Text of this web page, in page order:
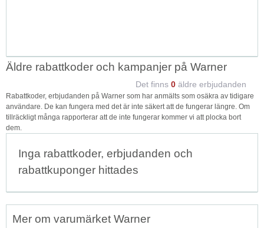
Äldre rabattkoder och kampanjer på Warner
Det finns 0 äldre erbjudanden
Rabattkoder, erbjudanden på Warner som har anmälts som osäkra av tidigare
användare. De kan fungera med det är inte säkert att de fungerar längre. Om
tillräckligt många rapporterar att de inte fungerar kommer vi att plocka bort
dem.
Inga rabattkoder, erbjudanden och
rabattkuponger hittades
Mer om varumärket Warner